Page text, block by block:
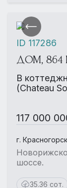
ДОМ, 864
В
(Chateau
117 000
г.
шоссе.
35.36 сот.
ID 117286